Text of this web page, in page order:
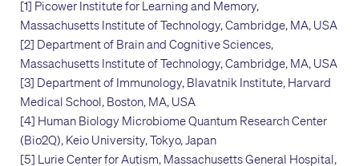
[1] Picower Institute for Learning and Memory,
Massachusetts Institute of Technology, Cambridge, MA, USA
[2] Department of Brain and Cognitive Sciences,
Massachusetts Institute of Technology, Cambridge, MA, USA
[3] Department of Immunology, Blavatnik Institute, Harvard
Medical School, Boston, MA, USA
[4] Human Biology Microbiome Quantum Research Center
(Bio2Q), Keio University, Tokyo, Japan
[5] Lurie Center for Autism, Massachusetts General Hospital,